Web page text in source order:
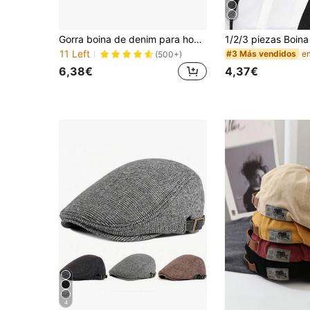
Gorra boina de denim para hombres, sombrero vaquero retro casual para primavera y otoño, gorra hacia adelante para mujeres, escuela
11 Left
(500+)
6,38€
#3 Más vendidos
4,37€
4